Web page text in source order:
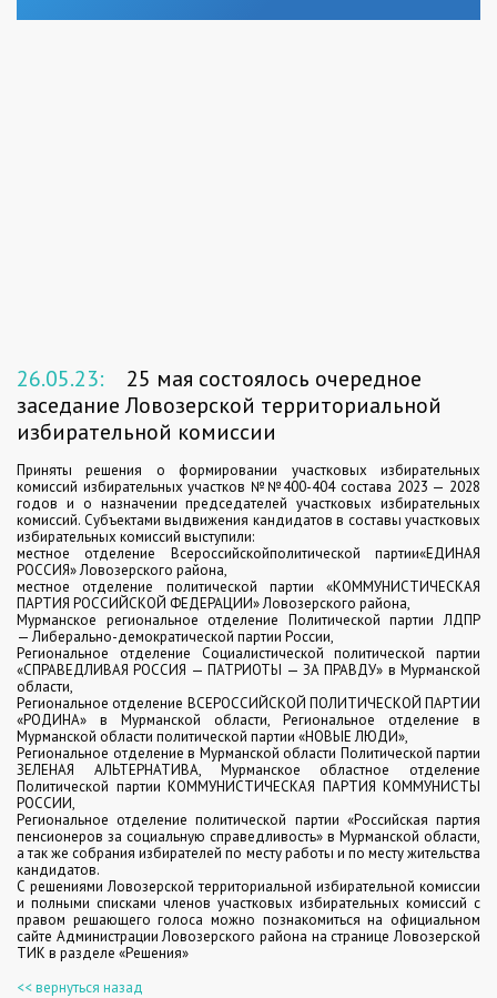
26.05.23:
25 мая состоялось очередное
заседание Ловозерской территориальной
избирательной комиссии
Приняты решения о формировании участковых избирательных
комиссий избирательных участков №№400-404 состава 2023 — 2028
годов и о назначении председателей участковых избирательных
комиссий. Субъектами выдвижения кандидатов в составы участковых
избирательных комиссий выступили:
местное отделение Всероссийскойполитической партии«ЕДИНАЯ
РОССИЯ» Ловозерского района,
местное отделение политической партии «КОММУНИСТИЧЕСКАЯ
ПАРТИЯ РОССИЙСКОЙ ФЕДЕРАЦИИ» Ловозерского района,
Мурманское региональное отделение Политической партии ЛДПР
— Либерально-демократической партии России,
Региональное отделение Социалистической политической партии
«СПРАВЕДЛИВАЯ РОССИЯ — ПАТРИОТЫ — ЗА ПРАВДУ» в Мурманской
области,
Региональное отделение ВСЕРОССИЙСКОЙ ПОЛИТИЧЕСКОЙ ПАРТИИ
«РОДИНА» в Мурманской области, Региональное отделение в
Мурманской области политической партии «НОВЫЕ ЛЮДИ»,
Региональное отделение в Мурманской области Политической партии
ЗЕЛЕНАЯ АЛЬТЕРНАТИВА, Мурманское областное отделение
Политической партии КОММУНИСТИЧЕСКАЯ ПАРТИЯ КОММУНИСТЫ
РОССИИ,
Региональное отделение политической партии «Российская партия
пенсионеров за социальную справедливость» в Мурманской области,
а так же собрания избирателей по месту работы и по месту жительства
кандидатов.
С решениями Ловозерской территориальной избирательной комиссии
и полными списками членов участковых избирательных комиссий с
правом решающего голоса можно познакомиться на официальном
сайте Администрации Ловозерского района на странице Ловозерской
ТИК в разделе «Решения»
<< вернуться назад